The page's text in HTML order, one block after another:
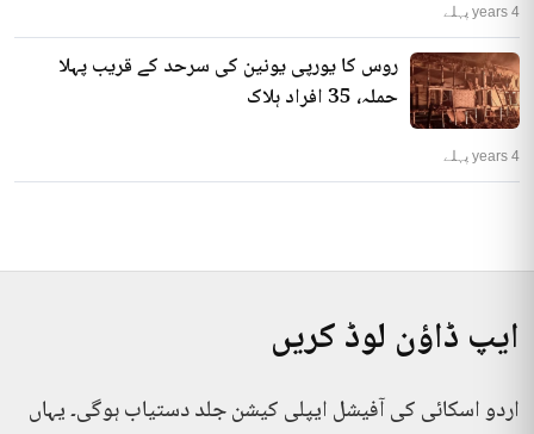
4 years پہلے
روس کا یورپی یونین کی سرحد کے قریب پہلا
حملہ، 35 افراد ہلاک
4 years پہلے
ایپ ڈاؤن لوڈ کریں
اردو اسکائی کی آفیشل ایپلی کیشن جلد دستیاب ہوگی۔ یہاں